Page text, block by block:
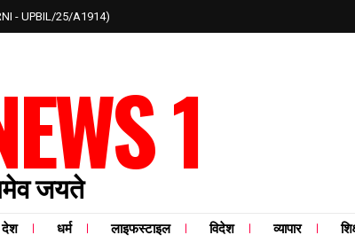
- UPBIL/25/A1914)
1
जयते
देश धर्म लाइफस्टाइल विदेश व्यापार